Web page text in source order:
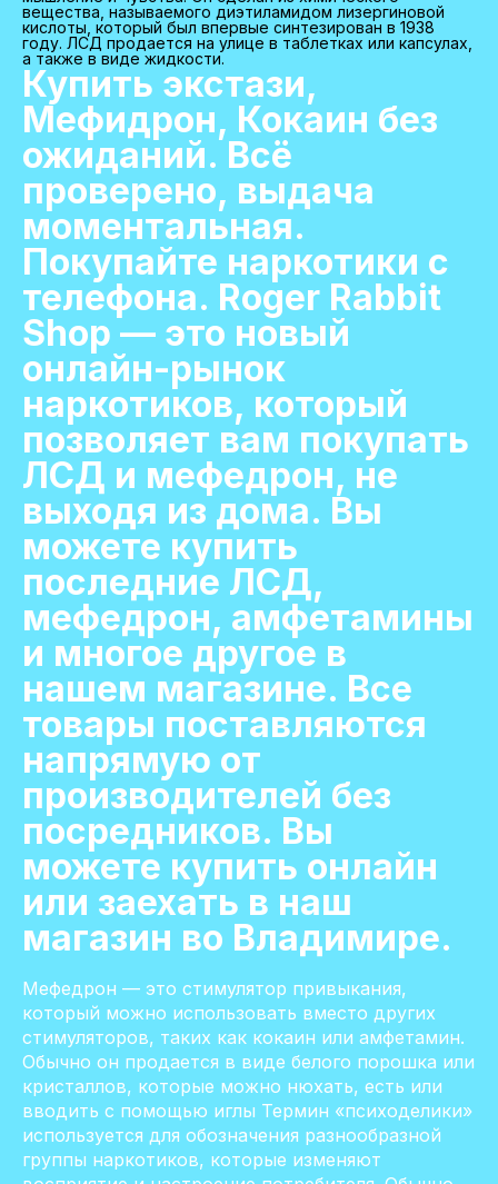
вещества, называемого диэтиламидом лизергиновой
кислоты, который был впервые синтезирован в 1938
году. ЛСД продается на улице в таблетках или капсулах,
а также в виде жидкости.
Купить экстази,
Мефидрон, Кокаин без
ожиданий. Всё
проверено, выдача
моментальная.
Покупайте наркотики с
телефона. Roger Rabbit
Shop — это новый
онлайн-рынок
наркотиков, который
позволяет вам покупать
ЛСД и мефедрон, не
выходя из дома. Вы
можете купить
последние ЛСД,
мефедрон, амфетамины
и многое другое в
нашем магазине. Все
товары поставляются
напрямую от
производителей без
посредников. Вы
можете купить онлайн
или заехать в наш
магазин во Владимире.
Мефедрон — это стимулятор привыкания,
который можно использовать вместо других
стимуляторов, таких как кокаин или амфетамин.
Обычно он продается в виде белого порошка или
кристаллов, которые можно нюхать, есть или
вводить с помощью иглы Термин «психоделики»
используется для обозначения разнообразной
группы наркотиков, которые изменяют